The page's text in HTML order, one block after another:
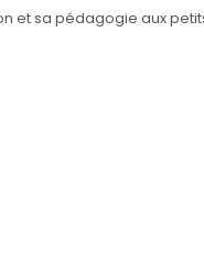
et sa pédagogie aux